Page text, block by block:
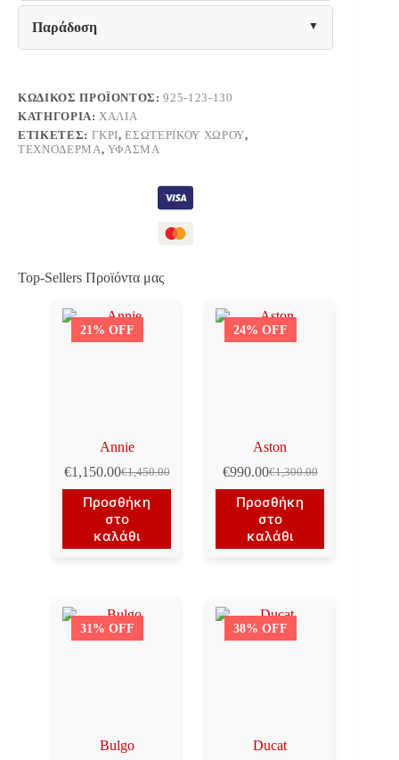
Παράδοση
ΚΩΔΙΚΌΣ ΠΡΟΪΌΝΤΟΣ:925-123-130
ΚΑΤΗΓΟΡΊΑ:ΧΑΛΙΆ
ΕΤΙΚΈΤΕΣ: ΓΚΡΙ,ΕΣΩΤΕΡΙΚΟΎ ΧΏΡΟΥ,
ΤΕΧΝΌΔΕΡΜΑ, ΎΦΑΣΜΑ
Top-Sellers Προϊόντα μας
21% OFF
Annie
€1,450.00
Original
price
was:
€1,450.00.
€1,150.00Η
τρέχουσα
τιμή
είναι:
€1,150.00.
Προσθήκη
στο
καλάθι
24% OFF
Aston
€1,300.00
Original
price
was:
€1,300.00.
€990.00Η
τρέχουσα
τιμή
είναι:
€990.00.
Προσθήκη
στο
καλάθι
31% OFF
Bulgo
38% OFF
Ducat